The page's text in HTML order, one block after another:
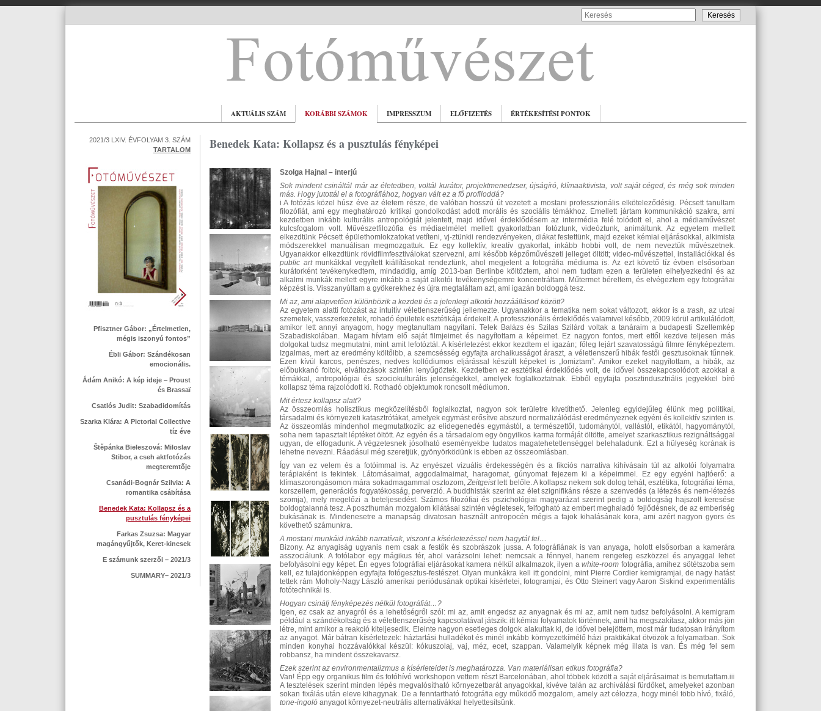
AKTUÁLIS SZÁM KORÁBBI SZÁMOK IMPRESSZUM ELŐFIZETÉS ÉRTÉKESÍTÉSI PONTOK
2021/3 LXIV. ÉVFOLYAM 3. SZÁM
TARTALOM
Pfisztner Gábor: „Értelmetlen,
mégis iszonyú fontos”
Ébli Gábor: Szándékosan
emocionális.
Ádám Anikó: A kép ideje ‒ Proust
és Brassaï
Csatlós Judit: Szabadidomítás
Szarka Klára: A Pictorial Collective
tíz éve
Štěpánka Bieleszová: Miloslav
Stibor, a cseh aktfotózás
megteremtője
Csanádi-Bognár Szilvia: A
romantika csábítása
Benedek Kata: Kollapsz és a
pusztulás fényképei
Farkas Zsuzsa: Magyar
magángyűjtők, Keret-kincsek
E számunk szerzői – 2021/3
SUMMARY– 2021/3
Benedek Kata: Kollapsz és a pusztulás fényképei
Szolga Hajnal – interjú
Sok mindent csináltál már az életedben, voltál kurátor, projektmenedzser, újságíró, klímaaktivista, volt saját céged, és még sok minden
más. Hogy jutottál el a fotográfiához, hogyan vált ez a fő profiloddá?
i A fotózás közel húsz éve az életem része, de valóban hosszú út vezetett a mostani professzionális elköteleződésig. Pécsett tanultam
filozófiát, ami egy meghatározó kritikai gondolkodást adott morális és szociális témákhoz. Emellett jártam kommunikáció szakra, ami
kezdetben inkább kulturális antropológiát jelentett, majd idővel érdeklődésem az intermédia felé tolódott el, ahol a médiaművészet
kulcsfogalom volt. Művészetfilozófia és médiaelmélet mellett gyakorlatban fotóztunk, videóztunk, animáltunk. Az egyetem mellett
elkezdtünk Pécsett épülethomlokzatokat vetíteni, vj-ztünkii rendezvényeken, diákat festettünk, majd ezeket kémiai eljárásokkal, alkimista
módszerekkel manuálisan megmozgattuk. Ez egy kollektív, kreatív gyakorlat, inkább hobbi volt, de nem neveztük művészetnek.
Ugyanakkor elkezdtünk rövidfilmfesztiválokat szervezni, ami később képzőművészeti jelleget öltött; video-művészettel, installációkkal és
public artmunkákkal vegyített kiállításokat rendeztünk, ahol megjelent a fotográfia médiuma is. Az ezt követő tíz évben elsősorban
kurátorként tevékenykedtem, mindaddig, amíg 2013-ban Berlinbe költöztem, ahol nem tudtam ezen a területen elhelyezkedni és az
alkalmi munkák mellett egyre inkább a saját alkotói tevékenységemre koncentráltam. Műtermet béreltem, és elvégeztem egy fotográfiai
képzést is. Visszanyúltam a gyökerekhez és újra megtaláltam azt, ami igazán boldoggá tesz.
Mi az, ami alapvetően különbözik a kezdeti és a jelenlegi alkotói hozzáállásod között?
Az egyetem alatti fotózást az intuitív véletlenszerűség jellemezte. Ugyanakkor a tematika nem sokat változott, akkor is atrash, az utcai
szemetek, vasszerkezetek, rohadó épületek esztétikája érdekelt. A professzionális érdeklődés valamivel később, 2009 körül artikulálódott,
amikor lett annyi anyagom, hogy megtanultam nagyítani. Telek Balázs és Szilas Szilárd voltak a tanáraim a budapesti Szellemkép
Szabadiskolában. Magam hívtam elő saját filmjeimet és nagyítottam a képeimet. Ez nagyon fontos, mert ettől kezdve teljesen más
dolgokat tudsz megmutatni, mint amit lefotóztál. A kísérletezést ekkor kezdtem el igazán; főleg lejárt szavatosságú filmre fényképeztem.
Izgalmas, mert az eredmény költőibb, a szemcsésség egyfajta archaikusságot áraszt, a véletlenszerű hibák festői gesztusoknak tűnnek.
Ezen kívül karcos, penészes, nedves kollódiumos eljárással készült képeket is „lomiztam”. Amikor ezeket nagyítottam, a hibák, az
előbukkanó foltok, elváltozások szintén lenyűgöztek. Kezdetben ez esztétikai érdeklődés volt, de idővel összekapcsolódott azokkal a
témákkal, antropológiai és szociokulturális jelenségekkel, amelyek foglalkoztatnak. Ebből egyfajta posztindusztriális jegyekkel bíró
kollapsz téma rajzolódott ki. Rothadó objektumok roncsolt médiumon.
Mit értesz kollapsz alatt?
Az összeomlás holisztikus megközelítésből foglalkoztat, nagyon sok területre kivetíthető. Jelenleg egyidejűleg élünk meg politikai,
társadalmi és környezeti katasztrófákat, amelyek egymást erősítve abszurd normalizálódást eredményeznek egyéni és kollektív szinten is.
Az összeomlás mindenhol megmutatkozik: az elidegenedés egymástól, a természettől, tudománytól, vallástól, etikától, hagyománytól,
soha nem tapasztalt léptéket öltött. Az egyén és a társadalom egy öngyilkos karma formáját öltötte, amelyet szarkasztikus rezignáltsággal
ugyan, de elfogadunk. A végzetesnek jósolható eseményekbe tudatos magatehetetlenséggel belehaladunk. Ezt a hülyeség korának is
lehetne nevezni. Ráadásul még szeretjük, gyönyörködünk is ebben az összeomlásban.
Így van ez velem és a fotóimmal is. Az enyészet vizuális érdekességén és a fikciós narratíva kihívásain túl az alkotói folyamatra
terápiaként is tekintek. Látomásaimat, aggodalmaimat, haragomat, gúnyomat fejezem ki a képeimmel. Ez egy egyéni hajtóerő: a
klímaszorongásomon mára sokadmagammal osztozom,Zeitgeistlett belőle. A kollapsz nekem sok dolog tehát, esztétika, fotográfiai téma,
korszellem, generációs fogyatékosság, perverzió. A buddhisták szerint az élet szignifikáns része a szenvedés (a létezés és nem-létezés
szomja), mely megelőzi a beteljesedést. Számos filozófiai és pszichológiai magyarázat szerint pedig a boldogság hajszolt keresése
boldogtalanná tesz. A poszthumán mozgalom kilátásai szintén végletesek, felfogható az embert meghaladó fejlődésnek, de az emberiség
bukásának is. Mindenesetre a manapság divatosan használt antropocén mégis a fajok kihalásának kora, ami azért nagyon gyors és
követhető számunkra.
A mostani munkáid inkább narratívak, viszont a kísérletezéssel nem hagytál fel…
Bizony. Az anyagiság ugyanis nem csak a festők és szobrászok jussa. A fotográfiának is van anyaga, holott elsősorban a kamerára
asszociálunk. A fotólabor egy mágikus tér, ahol varázsolni lehet: nemcsak a fénnyel, hanem rengeteg eszközzel és anyaggal lehet
befolyásolni egy képet. Én egyes fotográfiai eljárásokat kamera nélkül alkalmazok, ilyen awhite-room fotográfia, amihez sötétszoba sem
kell, ez tulajdonképpen egyfajta fotógesztus-festészet. Olyan munkákra kell itt gondolni, mint Pierre Cordier kemigramjai, de nagy hatást
tettek rám Moholy-Nagy László amerikai periódusának optikai kísérletei, fotogramjai, és Otto Steinert vagy Aaron Siskind experimentális
fotótechnikái is.
Hogyan csinálj fényképezés nélkül fotográfiát…?
Igen, ez csak az anyagról és a lehetőségről szól: mi az, amit engedsz az anyagnak és mi az, amit nem tudsz befolyásolni. A kemigram
például a szándékoltság és a véletlenszerűség kapcsolatával játszik: itt kémiai folyamatok történnek, amit ha megszakítasz, akkor más jön
létre, mint amikor a reakció kiteljesedik. Eleinte nagyon esetleges dolgok alakultak ki, de idővel belejöttem, most már tudatosan irányítom
az anyagot. Már bátran kísérletezek: háztartási hulladékot és minél inkább környezetkímélő házi praktikákat ötvözök a folyamatban. Sok
minden konyhai hozzávalókkal készül: kókuszolaj, vaj, méz, ecet, szappan. Valamelyik képnek még illata is van. És még fel sem
robbansz, ha mindent összekavarsz.
Ezek szerint az environmentalizmus a kísérleteidet is meghatározza. Van materiálisan etikus fotográfia?
Van! Épp egy organikus film és fotóhívó workshopon vettem részt Barcelonában, ahol többek között a saját eljárásaimat is bemutattam.iii
A tesztelések szerint minden lépés megvalósítható környezetbarát anyagokkal, kivéve talán az archiválási fürdőket, amelyeket azonban
sokan fixálás után eleve kihagynak. De a fenntartható fotográfia egy működő mozgalom, amely azt célozza, hogy minél több hívó, fixáló,
tone-ingoló anyagot környezet-neutrális alternatívákkal helyettesítsünk.